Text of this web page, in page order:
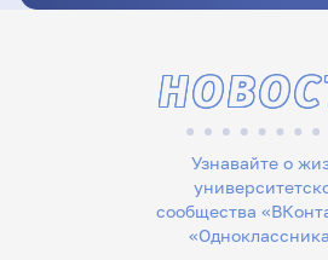
Узнавайте о
сообщества